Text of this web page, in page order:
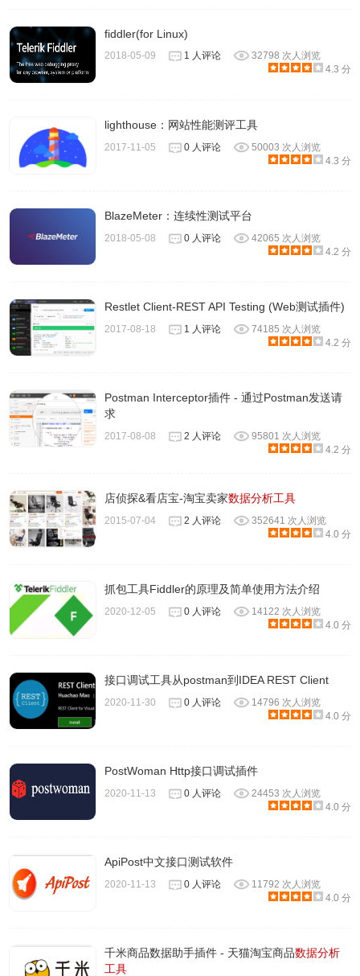
的内容。
显示在封包列表中被选中的项目的详细信息。信息按照不同
的OSI layer进行了分组，可以展开每个项目查看。
解析器在Wireshark中也被叫做”16进制数据查看面板“，这里
显示的内容与”封包详细信息“中相同，只是改为以16进制的
7、杂项
在程序最下端您可以获得一些信息，如捕获结果的保存位
二、抓取报文:
1、启动Wireshark并且在接口列表中选择接口名，然后开始
点击无线接口。点击Capture Options可以配置高级属性。
2、点击接口名称之后，就可以看到实时接收的报文。
fiddler(for Linux)
2018-05-09 1 人评论
32798 次人浏览
4.3 分
lighthouse：网站性能测评工具
2017-11-05 0 人评论
50003 次人浏览
4.3 分
BlazeMeter：连续性测试平台
2018-05-08 0 人评论
42065 次人浏览
4.2 分
Restlet Client-REST API Testing (Web测试插件)
2017-08-18 1 人评论
74185 次人浏览
4.2 分
Postman Interceptor插件 - 通过Postman发送请
求
2017-08-08 2 人评论
95801 次人浏览
4.2 分
店侦探&看店宝-淘宝卖家数据分析工具
2015-07-04 2 人评论
352641 次人浏览
4.0 分
抓包工具Fiddler的原理及简单使用方法介绍
2020-12-05 0 人评论
14122 次人浏览
4.0 分
接口调试工具从postman到IDEA REST Client
2020-11-30 0 人评论
14796 次人浏览
4.0 分
PostWoman Http接口调试插件
2020-11-13 0 人评论
24453 次人浏览
4.0 分
ApiPost中文接口测试软件
2020-11-13 0 人评论
11792 次人浏览
4.0 分
千米商品数据助手插件 - 天猫淘宝商品数据分析
工具